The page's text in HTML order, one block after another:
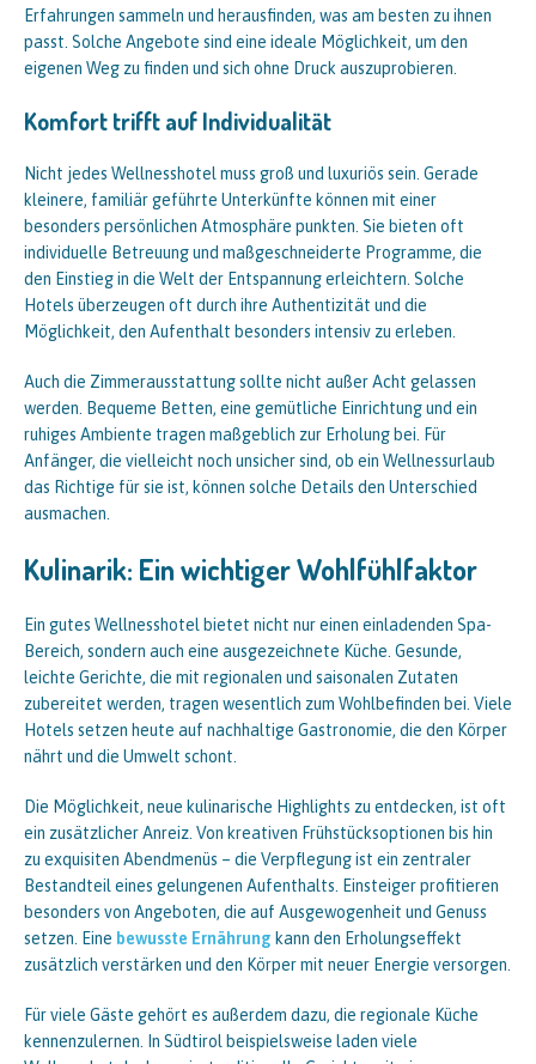
Erfahrungen sammeln und herausfinden, was am besten zu ihnen
passt. Solche Angebote sind eine ideale Möglichkeit, um den
eigenen Weg zu finden und sich ohne Druck auszuprobieren.
Komfort trifft auf Individualität
Nicht jedes Wellnesshotel muss groß und luxuriös sein. Gerade
kleinere, familiär geführte Unterkünfte können mit einer
besonders persönlichen Atmosphäre punkten. Sie bieten oft
individuelle Betreuung und maßgeschneiderte Programme, die
den Einstieg in die Welt der Entspannung erleichtern. Solche
Hotels überzeugen oft durch ihre Authentizität und die
Möglichkeit, den Aufenthalt besonders intensiv zu erleben.
Auch die Zimmerausstattung sollte nicht außer Acht gelassen
werden. Bequeme Betten, eine gemütliche Einrichtung und ein
ruhiges Ambiente tragen maßgeblich zur Erholung bei. Für
Anfänger, die vielleicht noch unsicher sind, ob ein Wellnessurlaub
das Richtige für sie ist, können solche Details den Unterschied
ausmachen.
Kulinarik: Ein wichtiger Wohlfühlfaktor
Ein gutes Wellnesshotel bietet nicht nur einen einladenden Spa-
Bereich, sondern auch eine ausgezeichnete Küche. Gesunde,
leichte Gerichte, die mit regionalen und saisonalen Zutaten
zubereitet werden, tragen wesentlich zum Wohlbefinden bei. Viele
Hotels setzen heute auf nachhaltige Gastronomie, die den Körper
nährt und die Umwelt schont.
Die Möglichkeit, neue kulinarische Highlights zu entdecken, ist oft
ein zusätzlicher Anreiz. Von kreativen Frühstücksoptionen bis hin
zu exquisiten Abendmenüs – die Verpflegung ist ein zentraler
Bestandteil eines gelungenen Aufenthalts. Einsteiger profitieren
besonders von Angeboten, die auf Ausgewogenheit und Genuss
setzen. Eine bewusste Ernährung kann den Erholungseffekt
zusätzlich verstärken und den Körper mit neuer Energie versorgen.
Für viele Gäste gehört es außerdem dazu, die regionale Küche
kennenzulernen. In Südtirol beispielsweise laden viele